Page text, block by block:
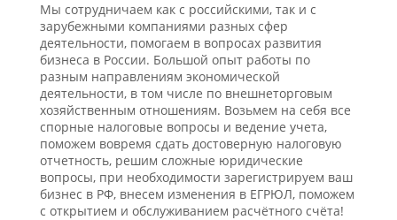
Мы сотрудничаем как с российскими, так и с
зарубежными компаниями разных сфер
деятельности, помогаем в вопросах развития
бизнеса в России. Большой опыт работы по
разным направлениям экономической
деятельности, в том числе по внешнеторговым
хозяйственным отношениям. Возьмем на себя все
спорные налоговые вопросы и ведение учета,
поможем вовремя сдать достоверную налоговую
отчетность, решим сложные юридические
вопросы, при необходимости зарегистрируем ваш
бизнес в РФ, внесем изменения в ЕГРЮЛ, поможем
с открытием и обслуживанием расчётного счёта!